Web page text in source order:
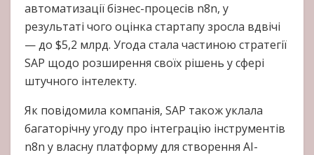
автоматизації бізнес-процесів n8n, у
результаті чого оцінка стартапу зросла вдвічі
— до $5,2 млрд. Угода стала частиною стратегії
SAP щодо розширення своїх рішень у сфері
штучного інтелекту.
Як повідомила компанія, SAP також уклала
багаторічну угоду про інтеграцію інструментів
n8n у власну платформу для створення AI-